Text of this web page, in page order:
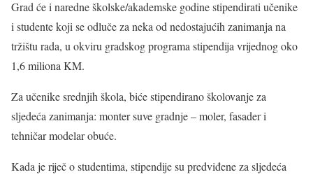
Grad će i naredne školske/akademske godine stipendirati učenike
i studente koji se odluče za neka od nedostajućih zanimanja na
tržištu rada, u okviru gradskog programa stipendija vrijednog oko
1,6 miliona KM.
Za učenike srednjih škola, biće stipendirano školovanje za
sljedeća zanimanja: monter suve gradnje – moler, fasader i
tehničar modelar obuće.
Kada je riječ o studentima, stipendije su predviđene za sljedeća